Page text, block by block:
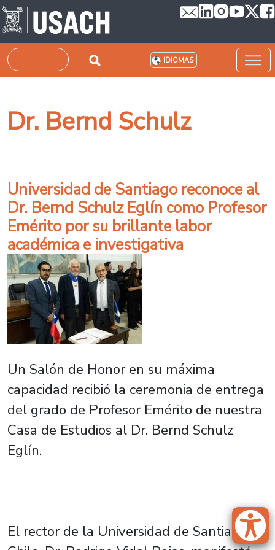
Pasar al contenido principal
Buscar IDIOMAS
Dr. Bernd Schulz
Universidad de Santiago reconoce al
Dr. Bernd Schulz Eglín como Profesor
Emérito por su brillante labor
académica e investigativa
Un Salón de Honor en su máxima
capacidad recibió la ceremonia de entrega
del grado de Profesor Emérito de nuestra
Casa de Estudios al Dr. Bernd Schulz
Eglín.
El rector de la Universidad de Santiago de